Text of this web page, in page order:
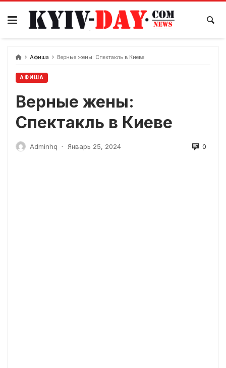
перейти
содержанию
Афиша Верные жены: Спектакль в Киеве
АФИША
Верные жены:
Спектакль в Киеве
Adminhq - Январь 25, 2024 0